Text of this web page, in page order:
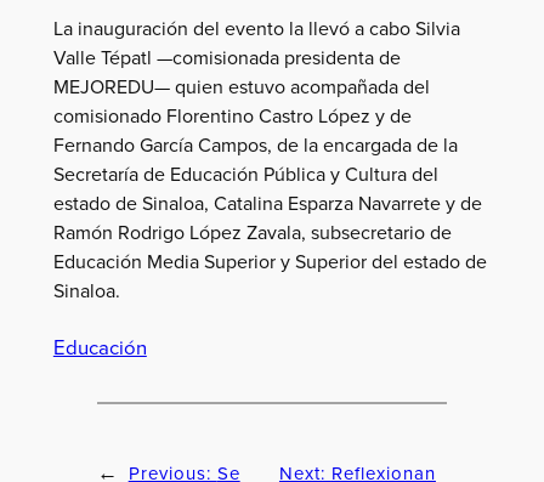
La inauguración del evento la llevó a cabo Silvia
Valle Tépatl —comisionada presidenta de
MEJOREDU— quien estuvo acompañada del
comisionado Florentino Castro López y de
Fernando García Campos, de la encargada de la
Secretaría de Educación Pública y Cultura del
estado de Sinaloa, Catalina Esparza Navarrete y de
Ramón Rodrigo López Zavala, subsecretario de
Educación Media Superior y Superior del estado de
Sinaloa.
Educación
← Previous: Se
Next: Reflexionan